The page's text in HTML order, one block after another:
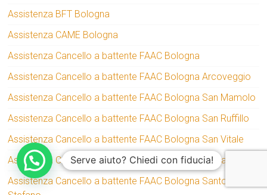
Assistenza BFT Bologna
Assistenza CAME Bologna
Assistenza Cancello a battente FAAC Bologna
Assistenza Cancello a battente FAAC Bologna Arcoveggio
Assistenza Cancello a battente FAAC Bologna San Mamolo
Assistenza Cancello a battente FAAC Bologna San Ruffillo
Assistenza Cancello a battente FAAC Bologna San Vitale
Assistenza Cancello a battente FAAC Bologna Santa Viola
Assistenza Cancello a battente FAAC Bologna Santo
Serve aiuto? Chiedi con fiducia!